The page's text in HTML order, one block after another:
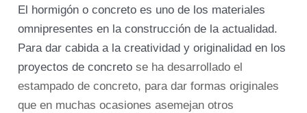
El hormigón o concreto es uno de los materiales
omnipresentes en la construcción de la actualidad.
Para dar cabida a la creatividad y originalidad en los
proyectos de concretose ha desarrollado el
estampado de concreto, para dar formas originales
que en muchas ocasiones asemejan otros